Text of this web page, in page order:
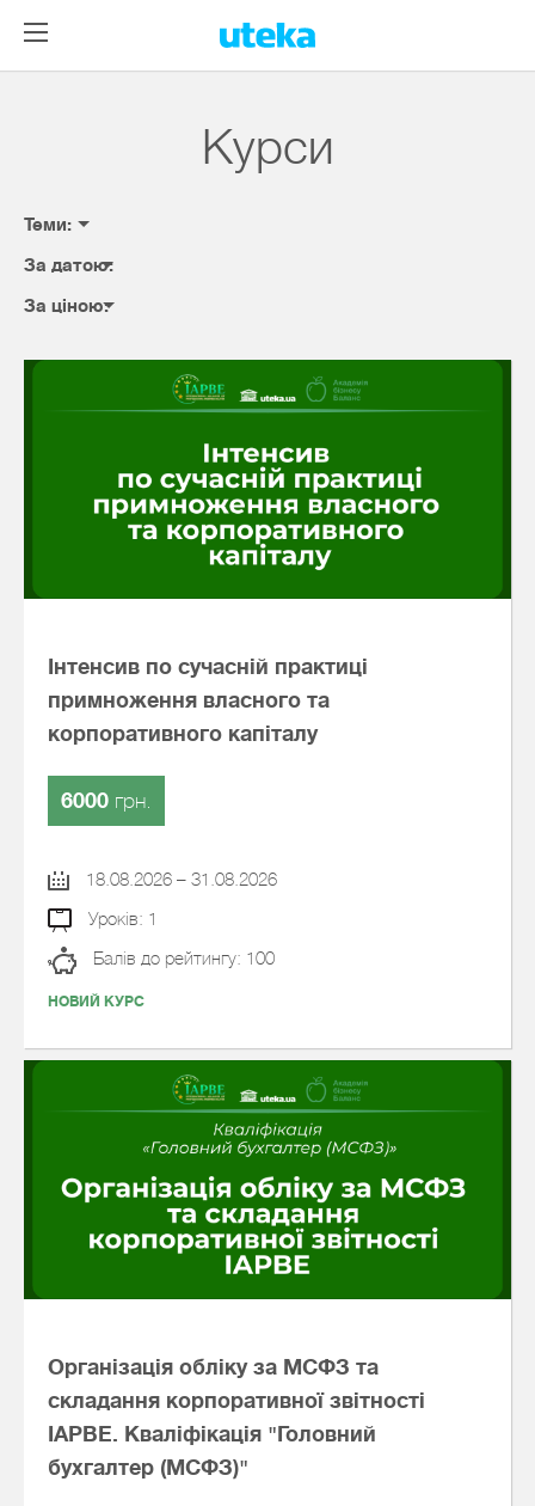
Курси
Теми:
За датою:
За ціною:
Інтенсив по сучасній практиці
примноження власного та
корпоративного капіталу
6000 грн.
18.08.2026 – 31.08.2026
Уроків: 1
Балів до рейтингу: 100
НОВИЙ КУРС
Організація обліку за МСФЗ та
складання корпоративної звітності
IAPBE. Кваліфікація "Головний
бухгалтер (МСФЗ)"